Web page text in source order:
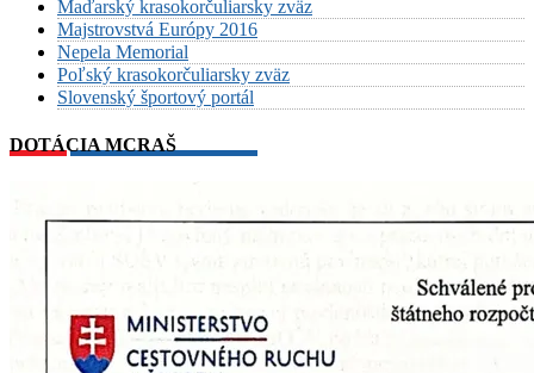
Maďarský krasokorčuliarsky zväz
Majstrovstvá Európy 2016
Nepela Memorial
Poľský krasokorčuliarsky zväz
Slovenský športový portál
DOTÁCIA MCRAŠ